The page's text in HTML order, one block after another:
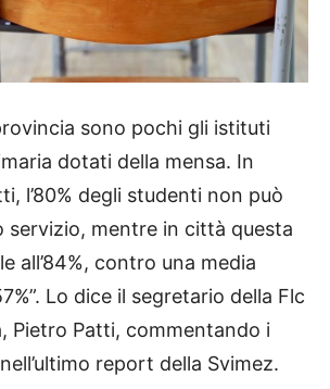
sono pochi gli istituti
dotati della mensa. In
l’80% degli studenti non può
servizio, mentre in città questa
all’84%, contro una media
Lo dice il segretario della Flc
Pietro Patti, commentando i
report della Svimez.